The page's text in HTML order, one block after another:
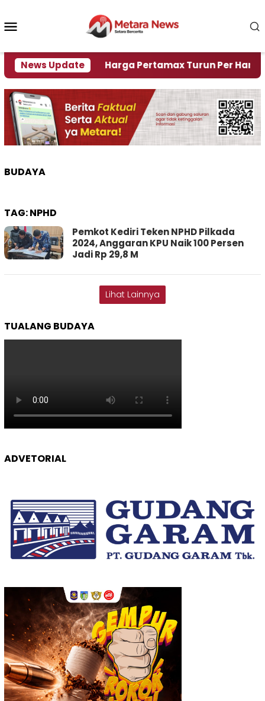
konten
News Update
Krisi Air Harga Pertamax Turun Per Hari Ini,
BUDAYA
TAG:NPHD
Pemkot Kediri Teken NPHD Pilkada
2024, Anggaran KPU Naik 100 Persen
Jadi Rp 29,8 M
Lihat Lainnya
TUALANG BUDAYA
ADVETORIAL